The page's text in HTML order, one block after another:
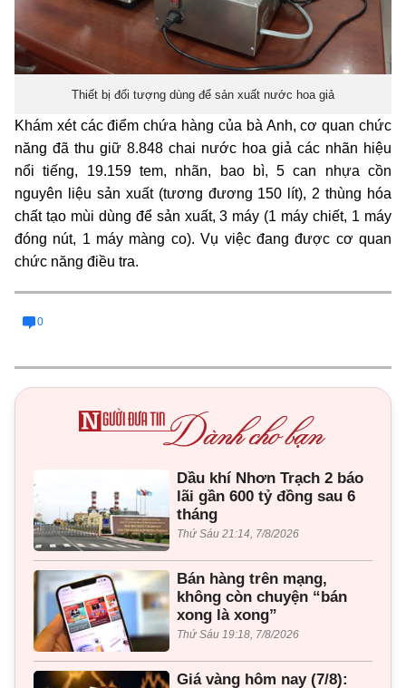
Thiết bị đối tượng dùng để sản xuất nước hoa giả
Khám xét các điểm chứa hàng của bà Anh, cơ quan chức
năng đã thu giữ 8.848 chai nước hoa giả các nhãn hiệu
nổi tiếng, 19.159 tem, nhãn, bao bì, 5 can nhựa cồn
nguyên liệu sản xuất (tương đương 150 lít), 2 thùng hóa
chất tạo mùi dùng để sản xuất, 3 máy (1 máy chiết, 1 máy
đóng nút, 1 máy màng co). Vụ việc đang được cơ quan
chức năng điều tra.
0
Dầu khí Nhơn Trạch 2 báo
lãi gần 600 tỷ đồng sau 6
tháng
Thứ Sáu 21:14, 7/8/2026
Bán hàng trên mạng,
không còn chuyện “bán
xong là xong”
Thứ Sáu 19:18, 7/8/2026
Giá vàng hôm nay (7/8):